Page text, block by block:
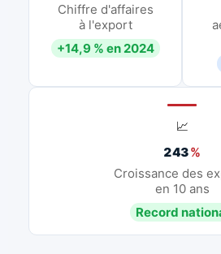
Chiffre d'affaires
à l'export
+14,9 % en 2024
📈
243%
Croissance des
en 10 ans
Record